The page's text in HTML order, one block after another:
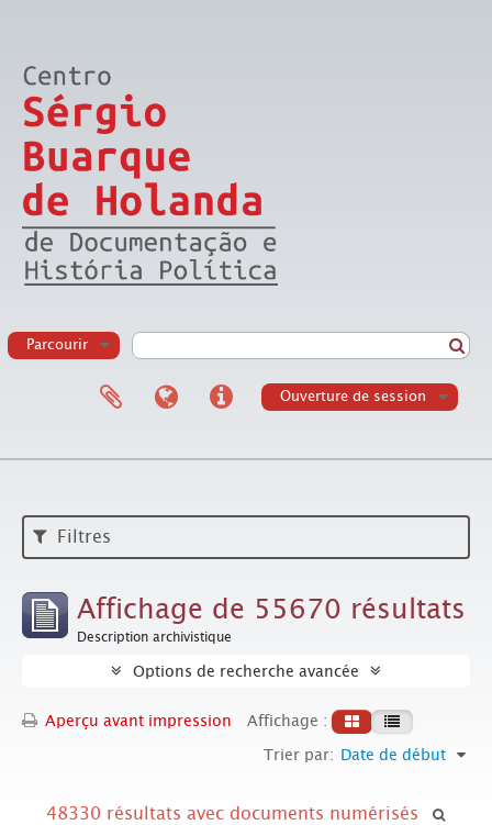
Parcourir
Ouverture de session
Filtres
Affichage de 55670 résultats
Description archivistique
Options de recherche avancée
Aperçu avant impression
Affichage :
Trier par: Date de début
48330 résultats avec documents numérisés